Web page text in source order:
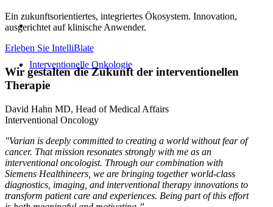
Interventionelle Onkologie
Ein zukunftsorientiertes, integriertes Ökosystem. Innovation,
ausgerichtet auf klinische Anwender.
Erleben Sie IntelliBlate
Wir gestalten die Zukunft der interventionellen
Therapie
David Hahn MD, Head of Medical Affairs
Interventional Oncology
"Varian is deeply committed to creating a world without fear of
cancer. That mission resonates strongly with me as an
interventional oncologist. Through our combination with
Siemens Healthineers, we are bringing together world-class
diagnostics, imaging, and interventional therapy innovations to
transform patient care and experiences. Being part of this effort